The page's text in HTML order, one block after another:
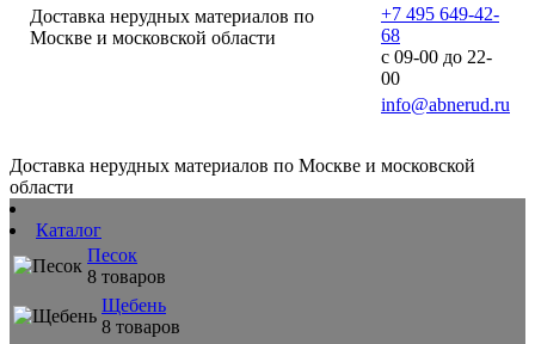
Доставка нерудных материалов по
Москве и московской области
+7 495 649-42-
68
с 09-00 до 22-
00
info@abnerud.ru
Доставка нерудных материалов по Москве и московской
области
Каталог
Песок
8 товаров
Щебень
8 товаров